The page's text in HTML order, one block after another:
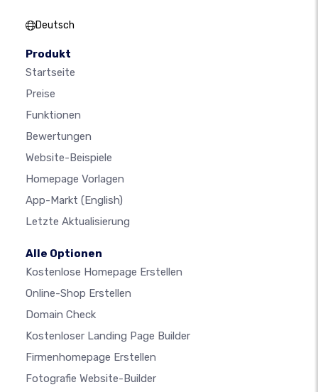
Deutsch
Produkt
Startseite
Preise
Funktionen
Bewertungen
Website-Beispiele
Homepage Vorlagen
App-Markt (English)
Letzte Aktualisierung
Alle Optionen
Kostenlose Homepage Erstellen
Online-Shop Erstellen
Domain Check
Kostenloser Landing Page Builder
Firmenhomepage Erstellen
Fotografie Website-Builder